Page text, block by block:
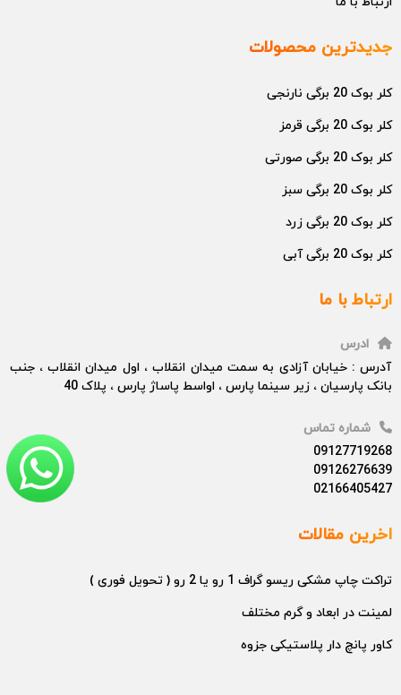
جدیدترین محصولات
کلر بوک 20 برگی نارنجی
کلر بوک 20 برگی قرمز
کلر بوک 20 برگی صورتی
کلر بوک 20 برگی سبز
کلر بوک 20 برگی زرد
کلر بوک 20 برگی آبی
ارتباط با ما
ادرس
آدرس : خیابان آزادی به سمت میدان انقلاب ، اول میدان انقلاب ، جنب
بانک پارسیان ، زیر سینما پارس ، اواسط پاساژ پارس ، پلاک 40
شماره تماس
09127719268
09126276639
02166405427
اخرین مقالات
تراکت چاپ مشکی ریسو گراف 1 رو یا 2 رو ( تحویل فوری )
لمینت در ابعاد و گرم مختلف
کاور پانچ دار پلاستیکی جزوه